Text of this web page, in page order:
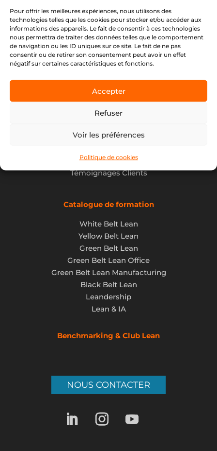
Pour offrir les meilleures expériences, nous utilisons des
technologies telles que les cookies pour stocker et/ou accéder aux
informations des appareils. Le fait de consentir à ces technologies
nous permettra de traiter des données telles que le comportement
de navigation ou les ID uniques sur ce site. Le fait de ne pas
consentir ou de retirer son consentement peut avoir un effet
négatif sur certaines caractéristiques et fonctions.
Accepter
Refuser
Voir les préférences
Politique de cookies
Nous vous accompagnons pour mener à bien vos
projets grâce à des prestations à forte valeur
ajoutée.
Lean Management
Formation Lean Management
Politique RSE
Références
Témoignages Clients
Catalogue de formation
White Belt Lean
Yellow Belt Lean
Green Belt Lean
Green Belt Lean Office
Green Belt Lean Manufacturing
Black Belt Lean
Leandership
Lean & IA
Benchmarking & Club Lean
NOUS CONTACTER